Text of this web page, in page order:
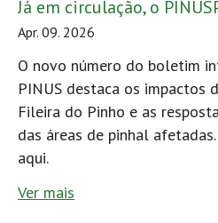
Já em circulação, o
Apr. 09. 2026
O novo número do boletim
PINUS destaca os impactos
Fileira do Pinho e as
das áreas de pinhal
aqui.
Ver mais